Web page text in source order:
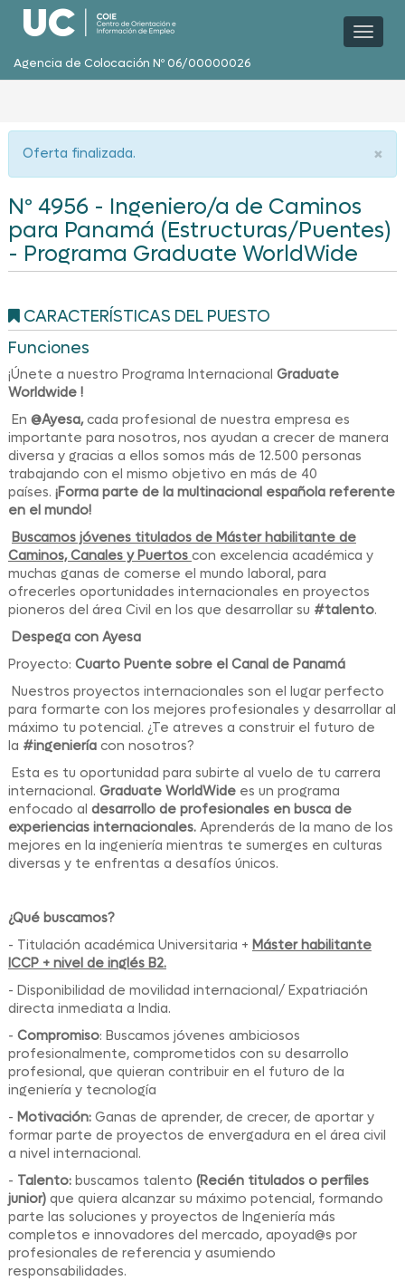
Agencia de Colocación Nº 06/00000026
×
Oferta finalizada.
Nº 4956 - Ingeniero/a de Caminos
para Panamá (Estructuras/Puentes)
- Programa Graduate WorldWide
CARACTERÍSTICAS DEL PUESTO
Funciones
¡Únete a nuestro Programa Internacional Graduate
Worldwide !
En @Ayesa,cada profesional de nuestra empresa es
importante para nosotros, nos ayudan a crecer de manera
diversa y gracias a ellos somos más de 12.500 personas
trabajando con el mismo objetivo en más de 40
países. ¡Forma parte de la multinacional española referente
en el mundo!
Buscamos jóvenes titulados de Máster habilitante de
Caminos, Canales y Puertos con excelencia académica y
muchas ganas de comerse el mundo laboral, para
ofrecerles oportunidades internacionales en proyectos
pioneros del área Civil en los que desarrollar su #talento.
Despega con Ayesa
Proyecto: Cuarto Puente sobre el Canal de Panamá
Nuestros proyectos internacionales son el lugar perfecto
para formarte con los mejores profesionales y desarrollar al
máximo tu potencial. ¿Te atreves a construir el futuro de
la #ingenieríacon nosotros?
Esta es tu oportunidad para subirte al vuelo de tu carrera
internacional. Graduate WorldWidees un programa
enfocado al desarrollo de profesionales en busca de
experiencias internacionales.Aprenderás de la mano de los
mejores en la ingeniería mientras te sumerges en culturas
diversas y te enfrentas a desafíos únicos.
¿Qué buscamos?
- Titulación académica Universitaria + Máster habilitante
ICCP + nivel de inglés B2.
- Disponibilidad de movilidad internacional/ Expatriación
directa inmediata a India.
- Compromiso: Buscamos jóvenes ambiciosos
profesionalmente, comprometidos con su desarrollo
profesional, que quieran contribuir en el futuro de la
ingeniería y tecnología
- Motivación:Ganas de aprender, de crecer, de aportar y
formar parte de proyectos de envergadura en el área civil
a nivel internacional.
- Talento:buscamos talento (Recién titulados o perfiles
junior)que quiera alcanzar su máximo potencial, formando
parte las soluciones y proyectos de Ingeniería más
completos e innovadores del mercado, apoyad@s por
profesionales de referencia y asumiendo
responsabilidades.